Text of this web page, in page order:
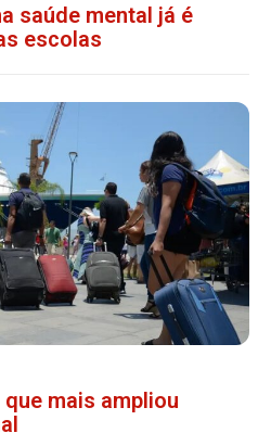
saúde mental já é
escolas
mais ampliou